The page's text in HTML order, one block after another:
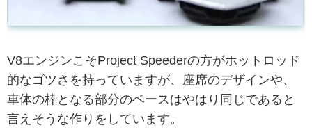
V8エンジンこそProject Speederの方がホットロッド
的なゴツさを持っていますが、座席のデザインや、
車体の枠となる部分のベースはやはり同じであると
言えそうな作りをしています。